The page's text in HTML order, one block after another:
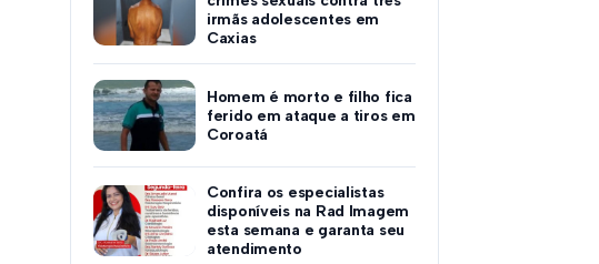
irmãs adolescentes em
Caxias
Homem é morto e filho fica
ferido em ataque a tiros em
Coroatá
Confira os especialistas
disponíveis na Rad Imagem
esta semana e garanta seu
atendimento